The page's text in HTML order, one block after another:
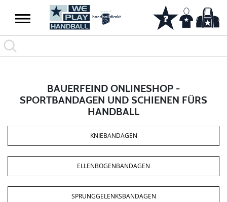
BAUERFEIND ONLINESHOP -
SPORTBANDAGEN UND SCHIENEN FÜRS
HANDBALL
KNIEBANDAGEN
ELLENBOGENBANDAGEN
SPRUNGGELENKSBANDAGEN